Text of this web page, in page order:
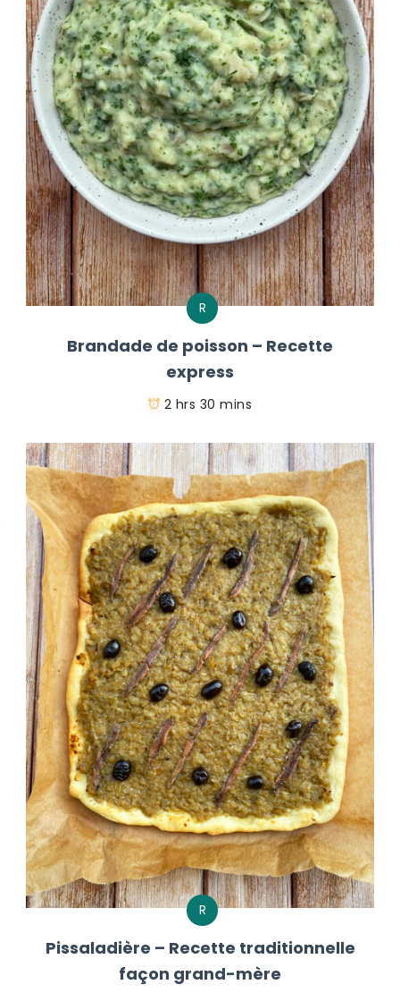
R
Brandade de poisson – Recette
express
2 hrs 30 mins
R
Pissaladière – Recette traditionnelle
façon grand-mère